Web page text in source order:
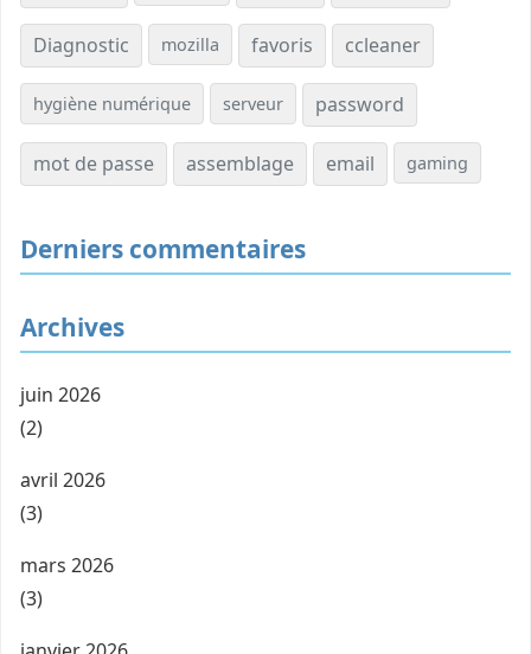
Diagnostic mozilla favoris ccleaner
hygiène numérique serveur password
mot de passe assemblage email gaming
Derniers commentaires
Archives
juin 2026
(2)
avril 2026
(3)
mars 2026
(3)